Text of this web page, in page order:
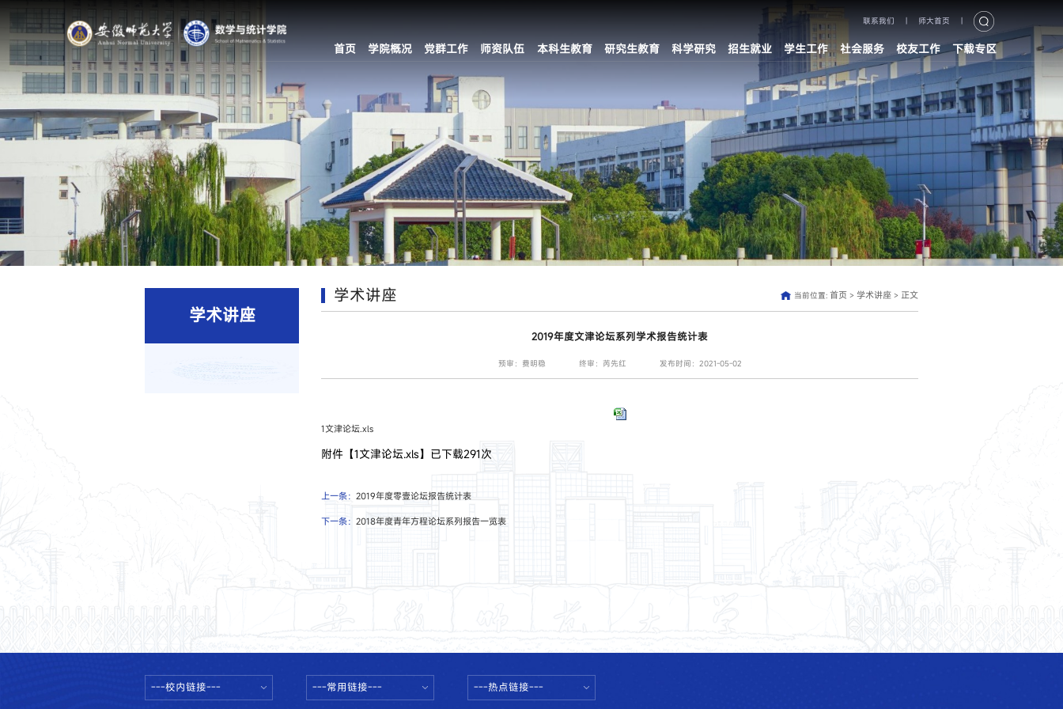
联系我们 师大首页
首页 学院概况 党群工作 师资队伍 本科生教育 研究生教育 科学研究 招生就业 学生工作 社会服务 校友工作 下载专区
学术讲座
学术讲座 当前位置:首页 >学术讲座 >正文
2019年度文津论坛系列学术报告统计表
预审：费明稳 终审：芮先红 发布时间：2021-05-02
1文津论坛.xls
附件【1文津论坛.xls】已下载291次
上一条：2019年度零壹论坛报告统计表
下一条：2018年度青年方程论坛系列报告一览表
---校内链接--- ---常用链接--- ---热点链接---